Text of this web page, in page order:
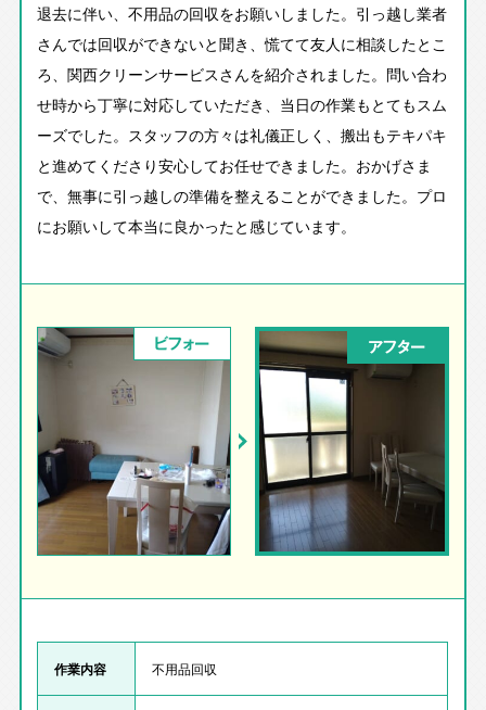
退去に伴い、不用品の回収をお願いしました。引っ越し業者
さんでは回収ができないと聞き、慌てて友人に相談したとこ
ろ、関西クリーンサービスさんを紹介されました。問い合わ
せ時から丁寧に対応していただき、当日の作業もとてもスム
ーズでした。スタッフの方々は礼儀正しく、搬出もテキパキ
と進めてくださり安心してお任せできました。おかげさま
で、無事に引っ越しの準備を整えることができました。プロ
にお願いして本当に良かったと感じています。
ビフォー アフター
作業内容 不用品回収